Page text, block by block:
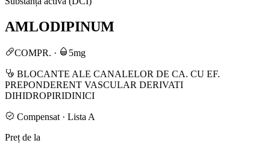
AMLODIPINUM
COMPR. · 5mg
BLOCANTE ALE CANALELOR DE CA. CU EF.
PREPONDERENT VASCULAR DERIVATI
DIHIDROPIRIDINICI
Compensat · Lista A
Preț de la